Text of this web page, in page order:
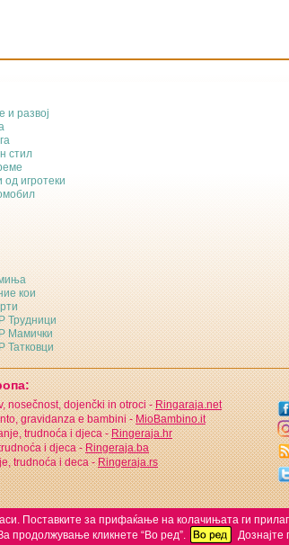
Поставките за прифаќање на колачињата ги
продолжување кликнете “Во ред”.
Дознајте
и развој
стил
од игротеки
кои
Трудници
Мамички
Татковци
nosečnost, dojenčki in otroci -Ringaraja.net
gravidanza e bambini -MioBambino.it
trudnoća i djeca -Ringeraja.hr
i djeca -Ringeraja.ba
trudnoća i deca -Ringeraja.rs